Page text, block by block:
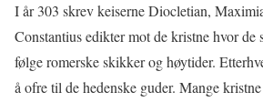
I år 303 skrev keiserne Diocletian,
Constantius edikter mot de kristne hvor de
følge romerske skikker og høytider.
å ofre til de hedenske guder. Mange